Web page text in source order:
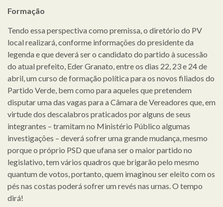
Formação
Tendo essa perspectiva como premissa, o diretório do PV
local realizará, conforme informações do presidente da
legenda e que deverá ser o candidato do partido à sucessão
do atual prefeito, Eder Granato, entre os dias 22, 23 e 24 de
abril, um curso de formação política para os novos filiados do
Partido Verde, bem como para aqueles que pretendem
disputar uma das vagas para a Câmara de Vereadores que, em
virtude dos descalabros praticados por alguns de seus
integrantes – tramitam no Ministério Público algumas
investigações – deverá sofrer uma grande mudança, mesmo
porque o próprio PSD que ufana ser o maior partido no
legislativo, tem vários quadros que brigarão pelo mesmo
quantum de votos, portanto, quem imaginou ser eleito com os
pés nas costas poderá sofrer um revés nas urnas. O tempo
dirá!